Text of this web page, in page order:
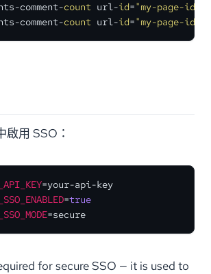
comment-count url-id="my-page-id"
comment-count url-id="my-page-id"
啟用 SSO：
=true
=secure
for secure SSO — it is used to